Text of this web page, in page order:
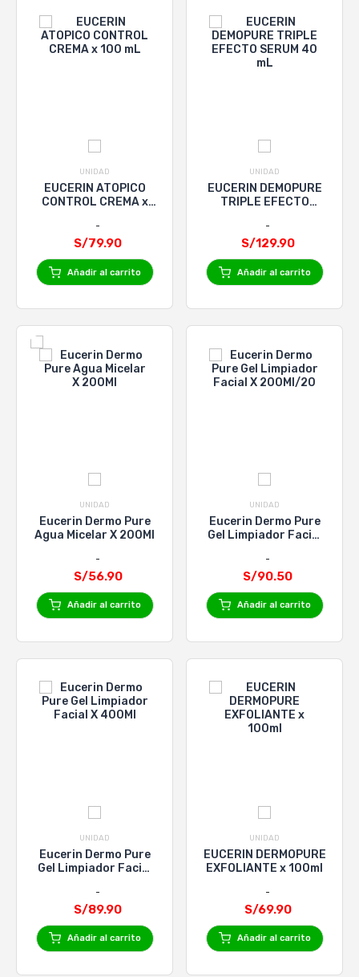
UNIDAD
EUCERIN ATOPICO
CONTROL CREMA x
S/79.90
Añadir al carrito
UNIDAD
EUCERIN DEMOPURE
TRIPLE EFECTO
S/129.90
Añadir al carrito
UNIDAD
Eucerin Dermo Pure
Agua Micelar X 200Ml
S/56.90
Añadir al carrito
UNIDAD
Eucerin Dermo Pure
Gel Limpiador Facial
S/90.50
Añadir al carrito
UNIDAD
Eucerin Dermo Pure
Gel Limpiador Facial
S/89.90
Añadir al carrito
UNIDAD
EUCERIN DERMOPURE
EXFOLIANTE x 100ml
S/69.90
Añadir al carrito